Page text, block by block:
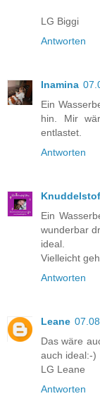
LG Biggi
Antworten
Inamina
Ein
hin. Mir
entlastet.
Antworten
Ein
wunderbar
ideal.
Vielleicht
Antworten
Leane
Das wäre
auch ideal:-)
LG Leane
Antworten